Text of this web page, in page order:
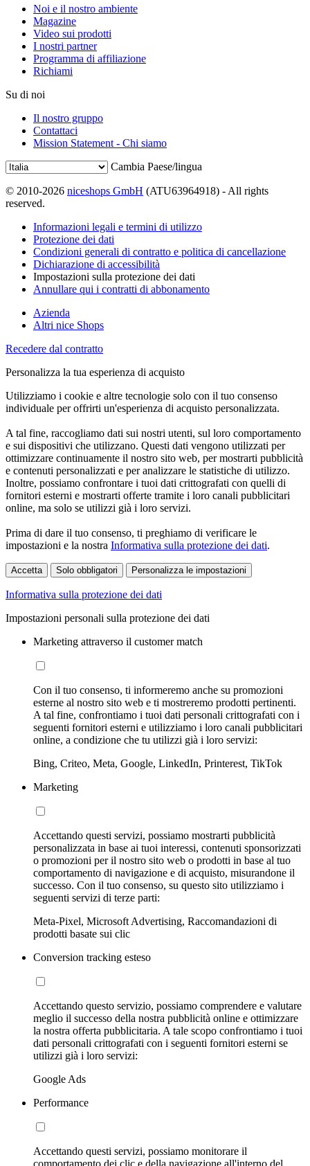
Noi e il nostro ambiente
Magazine
Video sui prodotti
I nostri partner
Programma di affiliazione
Richiami
Su di noi
Il nostro gruppo
Contattaci
Mission Statement - Chi siamo
Cambia Paese/lingua
© 2010-2026 niceshops GmbH (ATU63964918) - All rights
reserved.
Informazioni legali e termini di utilizzo
Protezione dei dati
Condizioni generali di contratto e politica di cancellazione
Dichiarazione di accessibilità
Impostazioni sulla protezione dei dati
Annullare qui i contratti di abbonamento
Azienda
Altri nice Shops
Recedere dal contratto
Personalizza la tua esperienza di acquisto
Utilizziamo i cookie e altre tecnologie solo con il tuo consenso
individuale per offrirti un'esperienza di acquisto personalizzata.
A tal fine, raccogliamo dati sui nostri utenti, sul loro comportamento
e sui dispositivi che utilizzano. Questi dati vengono utilizzati per
ottimizzare continuamente il nostro sito web, per mostrarti pubblicità
e contenuti personalizzati e per analizzare le statistiche di utilizzo.
Inoltre, possiamo confrontare i tuoi dati crittografati con quelli di
fornitori esterni e mostrarti offerte tramite i loro canali pubblicitari
online, ma solo se utilizzi già i loro servizi.
Prima di dare il tuo consenso, ti preghiamo di verificare le
impostazioni e la nostra Informativa sulla protezione dei dati.
Accetta Solo obbligatori Personalizza le impostazioni
Informativa sulla protezione dei dati
Impostazioni personali sulla protezione dei dati
Marketing attraverso il customer match
Con il tuo consenso, ti informeremo anche su promozioni
esterne al nostro sito web e ti mostreremo prodotti pertinenti.
A tal fine, confrontiamo i tuoi dati personali crittografati con i
seguenti fornitori esterni e utilizziamo i loro canali pubblicitari
online, a condizione che tu utilizzi già i loro servizi:
Bing, Criteo, Meta, Google, LinkedIn, Printerest, TikTok
Marketing
Accettando questi servizi, possiamo mostrarti pubblicità
personalizzata in base ai tuoi interessi, contenuti sponsorizzati
o promozioni per il nostro sito web o prodotti in base al tuo
comportamento di navigazione e di acquisto, misurandone il
successo. Con il tuo consenso, su questo sito utilizziamo i
seguenti servizi di terze parti:
Meta-Pixel, Microsoft Advertising, Raccomandazioni di
prodotti basate sui clic
Conversion tracking esteso
Accettando questo servizio, possiamo comprendere e valutare
meglio il successo della nostra pubblicità online e ottimizzare
la nostra offerta pubblicitaria. A tale scopo confrontiamo i tuoi
dati personali crittografati con i seguenti fornitori esterni se
utilizzi già i loro servizi:
Google Ads
Performance
Accettando questi servizi, possiamo monitorare il
comportamento dei clic e della navigazione all'interno del